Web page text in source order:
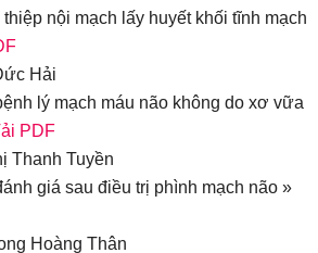
nội mạch lấy huyết khối tĩnh mạch
Hải
lý mạch máu não không do xơ vữa
PDF
Thanh Tuyền
giá sau điều trị phình mạch não »
Hoàng Thân